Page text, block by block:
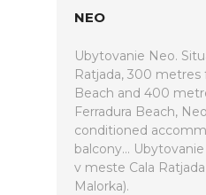
NEO
Ubytovanie Neo.
Ratjada, 300 metres
Beach and 400
Ferradura Beach,
conditioned
balcony...
v meste Cala
Malorka).